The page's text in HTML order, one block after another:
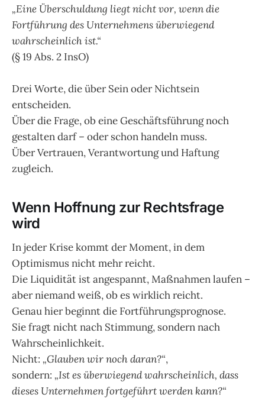
„Eine Überschuldung liegt nicht vor, wenn die
Fortführung des Unternehmens überwiegend
wahrscheinlich ist.“
(§ 19 Abs. 2 InsO)
Drei Worte, die über Sein oder Nichtsein
entscheiden.
Über die Frage, ob eine Geschäftsführung noch
gestalten darf – oder schon handeln muss.
Über Vertrauen, Verantwortung und Haftung
zugleich.
Wenn Hoffnung zur Rechtsfrage
wird
In jeder Krise kommt der Moment, in dem
Optimismus nicht mehr reicht.
Die Liquidität ist angespannt, Maßnahmen laufen –
aber niemand weiß, ob es wirklich reicht.
Genau hier beginnt die Fortführungsprognose.
Sie fragt nicht nach Stimmung, sondern nach
Wahrscheinlichkeit.
Nicht: „Glauben wir noch daran?“,
sondern: „Ist es überwiegend wahrscheinlich, dass
dieses Unternehmen fortgeführt werden kann?“